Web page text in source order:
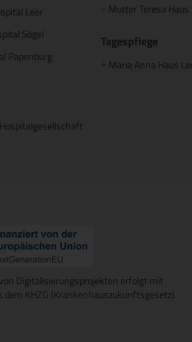
Leer
Sögel
Papenburg
+ Mutter Teresa Haus
Tagespflege
+ Maria Anna Haus
Digitalisierungsprojekten erfolgt mit
dem KHZG (Krankenhauszukunftsgesetz).